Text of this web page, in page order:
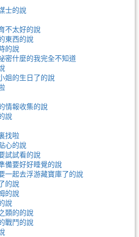
士的說
不太好的說
東西的說
的說
密什麼的我完全不知道
姐的生日了的說
情報收集的說
說
找啦
心的說
試試看的說
備要好好睡覺的說
一起去浮游藏寶庫了的說
的說
的說
說
類的的說
戰鬥的說